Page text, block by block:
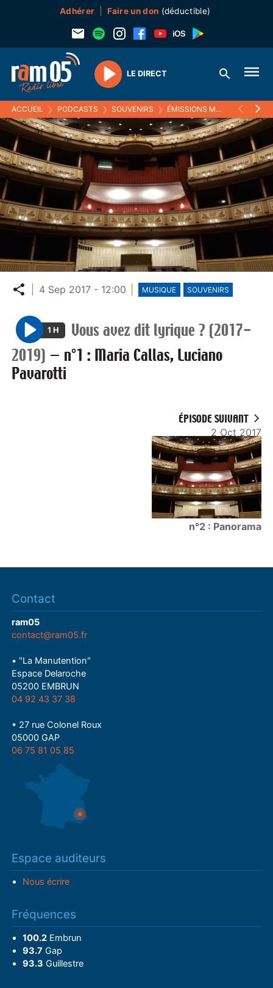
Adhérer Faire un don (déductible)
Play
LE DIRECT
ACCUEIL ❯ PODCASTS ❯ SOUVENIRS ❯ ÉMISSIONS MUSICALES (SOUVENIRS)
Partager
4 Sep 2017 - 12:00 MUSIQUE SOUVENIRS
P
l
a
1 H
Vous avez dit lyrique ? (2017-
2019) — n°1 : Maria Callas, Luciano
Pavarotti
ÉPISODE SUIVANT
2 Oct 2017
n°2 : Panorama
Contact
ram05
contact@ram05.fr
• "La Manutention"
Espace Delaroche
05200 EMBRUN
04 92 43 37 38
• 27 rue Colonel Roux
05000 GAP
06 75 81 05 85
Espace auditeurs
Nous écrire
Fréquences
100.2Embrun
93.7 Gap
93.3 Guillestre